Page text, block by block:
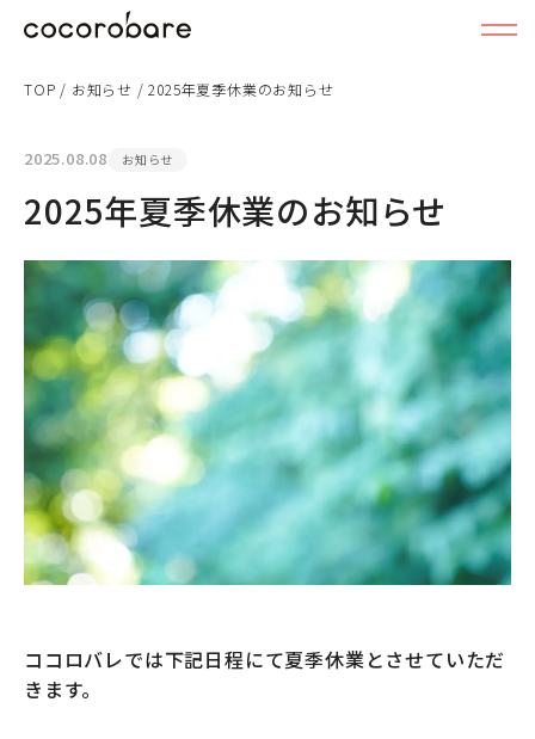
TOP / お知らせ /2025年夏季休業のお知らせ
2025.08.08 お知らせ
2025年夏季休業のお知らせ
ココロバレでは下記日程にて夏季休業とさせていただ
きます。